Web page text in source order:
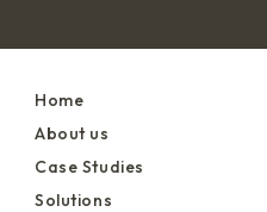
Home
About us
Case Studies
Solutions